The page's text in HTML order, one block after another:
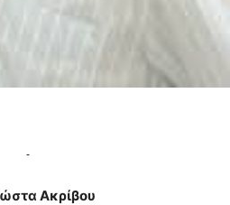
Ακρίβου